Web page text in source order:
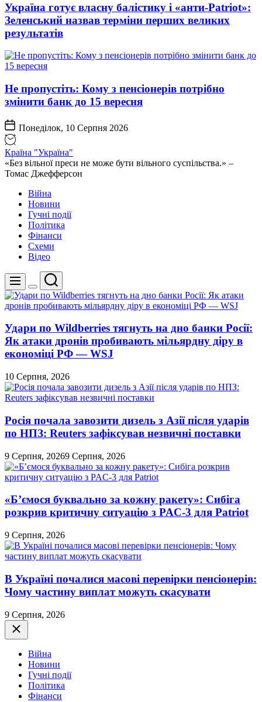
Україна готує власну балістику і «анти-Pаtriot»:
Зеленський назвав терміни перших великих
результатів
Не пропустіть: Кому з пенсіонерів потрібно
змінити банк до 15 вересня
Понеділок, 10 Серпня 2026
Країна "Україна"
«Без вільної преси не може бути вільного суспільства.» –
Томас Джефферсон
Війна
Новини
Гучні події
Політика
Фінанси
Схеми
Відео
Меню
Перемикач
кольорового
режиму
Пошук
Удари по Wildberries тягнуть на дно банки Росії:
Як атаки дронів пробивають мільярдну діру в
економіці РФ — WSJ
10 Серпня, 2026
Росія почала завозити дизель з Азії після ударів
по НПЗ: Reuters зафіксував незвичні поставки
9 Серпня, 20269 Серпня, 2026
«Б’ємося буквально за кожну ракету»: Сибіга
розкрив критичну ситуацію з PAC-3 для Patriot
9 Серпня, 2026
В Україні почалися масові перевірки пенсіонерів:
Чому частину виплат можуть скасувати
9 Серпня, 2026
Закрити
Війна
Новини
Гучні події
Політика
Фінанси